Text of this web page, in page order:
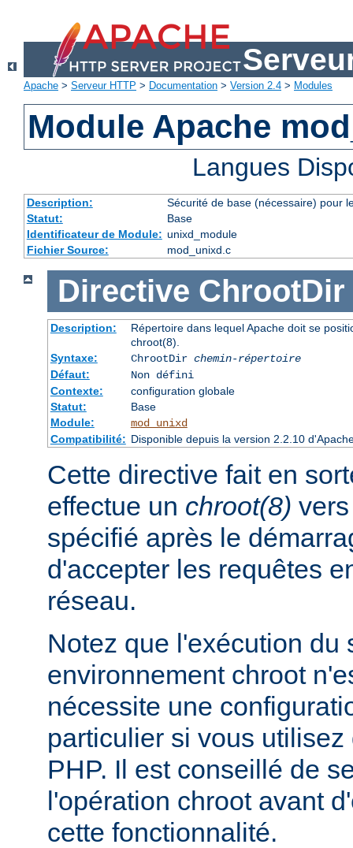
Apache > Serveur HTTP > Documentation > Version 2.4 > Modules
Module Apache
Langues
Description:
Sécurité de base (nécessaire) pour
Statut:
Base
Identificateur de Module: unixd_module
Fichier Source:
mod_unixd.c
Directive ChrootDir
Description:
Répertoire dans lequel Apache doit se
chroot(8).
Syntaxe:
ChrootDir chemin-répertoire
Défaut:
Non défini
Contexte:
configuration globale
Statut:
Base
Module:
mod_unixd
Compatibilité: Disponible depuis la version 2.2.10
Cette directive fait en
effectue un chroot(8)
spécifié après le
d'accepter les requêtes
réseau.
Notez que l'exécution du
environnement chroot
nécessite une
particulier si vous
PHP. Il est conseillé de
l'opération chroot avant
cette fonctionnalité.